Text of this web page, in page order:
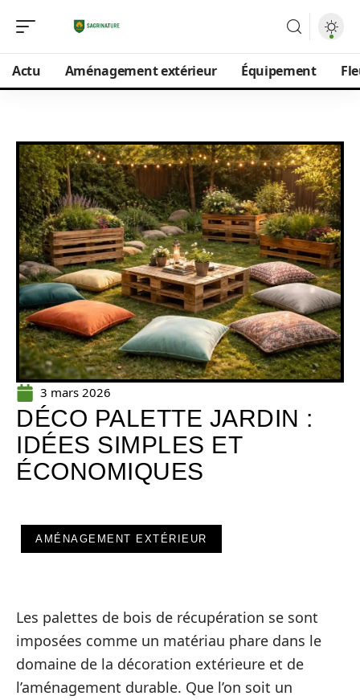
Actu Aménagement extérieur Équipement
3 mars 2026
DÉCO PALETTE JARDIN :
IDÉES SIMPLES ET
ÉCONOMIQUES
AMÉNAGEMENT EXTÉRIEUR
Les palettes de bois de récupération se sont
imposées comme un matériau phare dans le
domaine de la décoration extérieure et de
l’aménagement durable. Que l’on soit un